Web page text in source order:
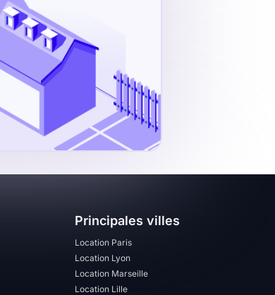
Principales villes
Location Paris
Location Lyon
Location Marseille
Location Lille